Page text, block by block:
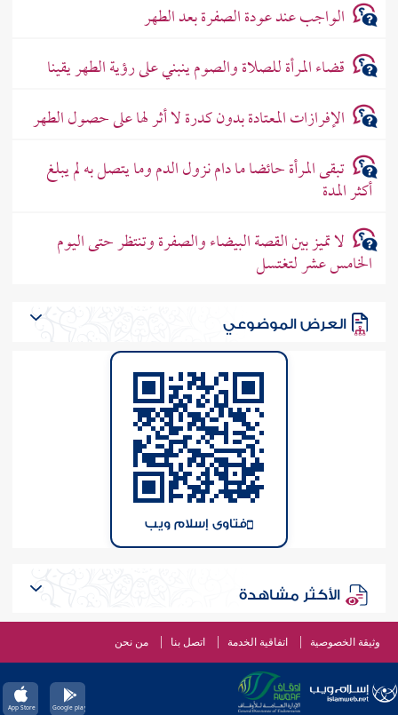
الواجب عند عودة الصفرة بعد الطهر
قضاء المرأة للصلاة والصوم ينبني على رؤية الطهر يقينا
الإفرازات المعتادة بدون كدرة لا أثر لها على حصول الطهر
تبقى المرأة حائضا ما دام نزول الدم وما يتصل به لم يبلغ
أكثر المدة
لا تميز بين القصة البيضاء والصفرة وتنتظر حتى اليوم
الخامس عشر لتغتسل
العرض الموضوعي
فتاوى إسلام ويب
الأكثر مشاهدة
وثيقة الخصوصية اتفاقية الخدمة اتصل بنا من نحن